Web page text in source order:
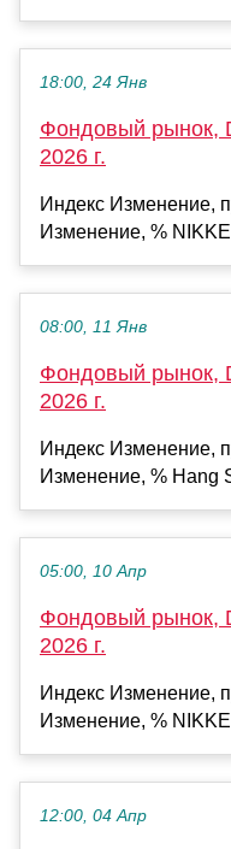
18:00, 24 Янв
Фондовый рынок,
2026 г.
Индекс Изменение,
Изменение, %
08:00, 11 Янв
Фондовый рынок,
2026 г.
Индекс Изменение,
Изменение, % Hang
05:00, 10 Апр
Фондовый рынок,
2026 г.
Индекс Изменение,
Изменение, %
12:00, 04 Апр